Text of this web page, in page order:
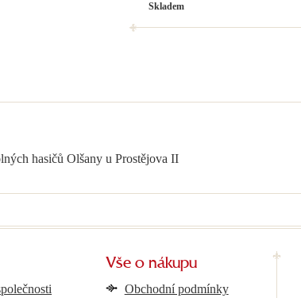
Skladem
hasičů Olšany u Prostějova II
Vše o nákupu
Obchodní podmínky